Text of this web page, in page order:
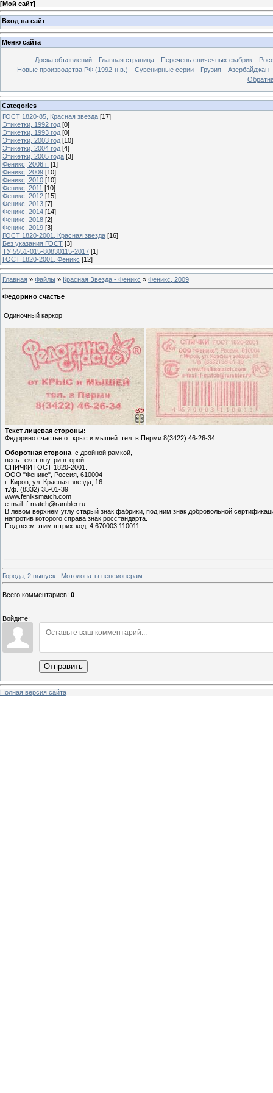
[Мой сайт]
Вход на сайт
Меню сайта
Доска объявлений Главная страница Перечень спичечных фабрик
Новые производства РФ (1992-н.в.)
Сувенирные серии Грузия
Азербайджан
Categories
ГОСТ 1820-85, Красная звезда [17]
Этикетки, 1992 год [0]
Этикетки, 1993 год [0]
Этикетки, 2003 год [10]
Этикетки, 2004 год [4]
Этикетки, 2005 года [3]
Феникс, 2006 г. [1]
Феникс, 2009 [10]
Феникс, 2010 [10]
Феникс, 2011 [10]
Феникс, 2012 [15]
Феникс, 2013 [7]
Феникс, 2014 [14]
Феникс, 2018 [2]
Феникс, 2019 [3]
ГОСТ 1820-2001, Красная звезда [16]
Без указания ГОСТ [3]
ТУ 5551-015-80830115-2017 [1]
ГОСТ 1820-2001, Феникс [12]
Главная » Файлы » Красная Звезда - Феникс » Феникс, 2009
Федорино счастье
Одиночный каркор
Текст лицевая стороны:
Федорино счастье от крыс и мышей. тел. в Перми 8(3422) 46-26-34
Оборотная сторона с двойной рамкой,
весь текст внутри второй.
СПИЧКИ ГОСТ 1820-2001.
ООО "Феникс", Россия, 610004
г. Киров, ул. Красная звезда, 16
т./ф. (8332) 35-01-39
www.feniksmatch.com
e-mail: f-match@rambler.ru.
В левом верхнем углу старый знак фабрики, под ним знак добровольной
напротив которого справа знак росстандарта.
Под всем этим штрих-код: 4 670003 110011.
Города, 2 выпуск Мотолопаты пенсионерам
Всего комментариев: 0
Войдите:
Отправить
Полная версия сайта